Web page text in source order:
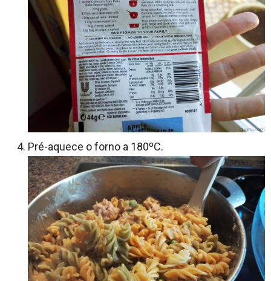
Pré-aquece o forno a 180ºC.